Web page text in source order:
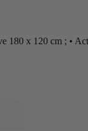
180 x 120 cm ; •